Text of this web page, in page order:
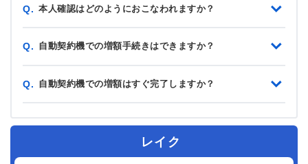
Q. 本人確認はどのようにおこなわれますか？
Q. 自動契約機での増額手続きはできますか？
Q. 自動契約機での増額はすぐ完了しますか？
レイク